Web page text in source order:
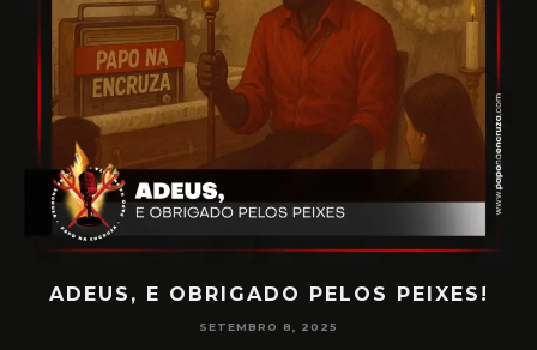
E OBRIGADO PELOS PEIXES!
SETEMBRO 8, 2025